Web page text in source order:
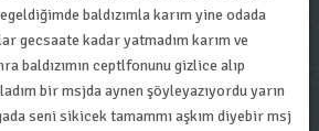
baldızımla karım yine odada
gecsaate kadar yatmadım karım ve
baldızımın ceptlfonunu gizlice alıp
bir msjda aynen şöyleyazıyordu yarın
seni sikicek tamammı aşkım diyebir msj